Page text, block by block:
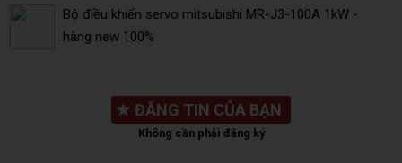
Bộ điều khiển servo mitsubishi MR-J3-100A 1kW -
hàng new 100%
★ ĐĂNG TIN CỦA BẠN
Không cần phải đăng ký